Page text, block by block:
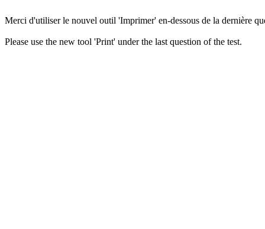
Merci d'utiliser le nouvel outil 'Imprimer' en-dessous de la dernière
Please use the new tool 'Print' under the last question of the test.